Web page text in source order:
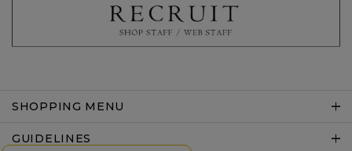
SHOPPING MENU
GUIDELINES